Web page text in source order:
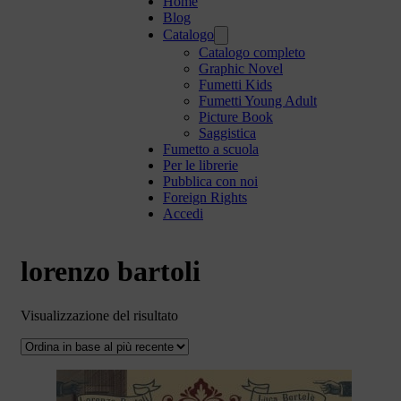
Blog
Catalogo
Catalogo completo
Graphic Novel
Fumetti Kids
Fumetti Young Adult
Picture Book
Saggistica
Fumetto a scuola
Per le librerie
Pubblica con noi
Foreign Rights
Accedi
lorenzo bartoli
Visualizzazione del risultato